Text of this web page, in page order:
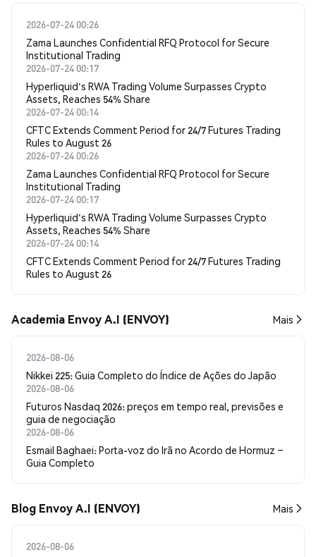
2026-07-24 00:26
Zama Launches Confidential RFQ Protocol for Secure
Institutional Trading
2026-07-24 00:17
Hyperliquid's RWA Trading Volume Surpasses Crypto
Assets, Reaches 54% Share
2026-07-24 00:14
CFTC Extends Comment Period for 24/7 Futures Trading
Rules to August 26
2026-07-24 00:26
Zama Launches Confidential RFQ Protocol for Secure
Institutional Trading
2026-07-24 00:17
Hyperliquid's RWA Trading Volume Surpasses Crypto
Assets, Reaches 54% Share
2026-07-24 00:14
CFTC Extends Comment Period for 24/7 Futures Trading
Rules to August 26
Academia Envoy A.I (ENVOY) Mais
2026-08-06
Nikkei 225: Guia Completo do Índice de Ações do Japão
2026-08-06
Futuros Nasdaq 2026: preços em tempo real, previsões e
guia de negociação
2026-08-06
Esmail Baghaei: Porta-voz do Irã no Acordo de Hormuz –
Guia Completo
Blog Envoy A.I (ENVOY) Mais
2026-08-06